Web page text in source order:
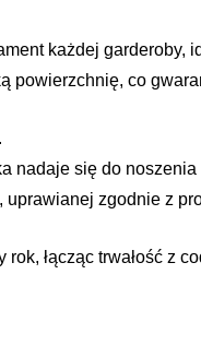
każdej garderoby,
powierzchnię, co
nadaje się do noszenia
zgodnie z
łącząc trwałość z